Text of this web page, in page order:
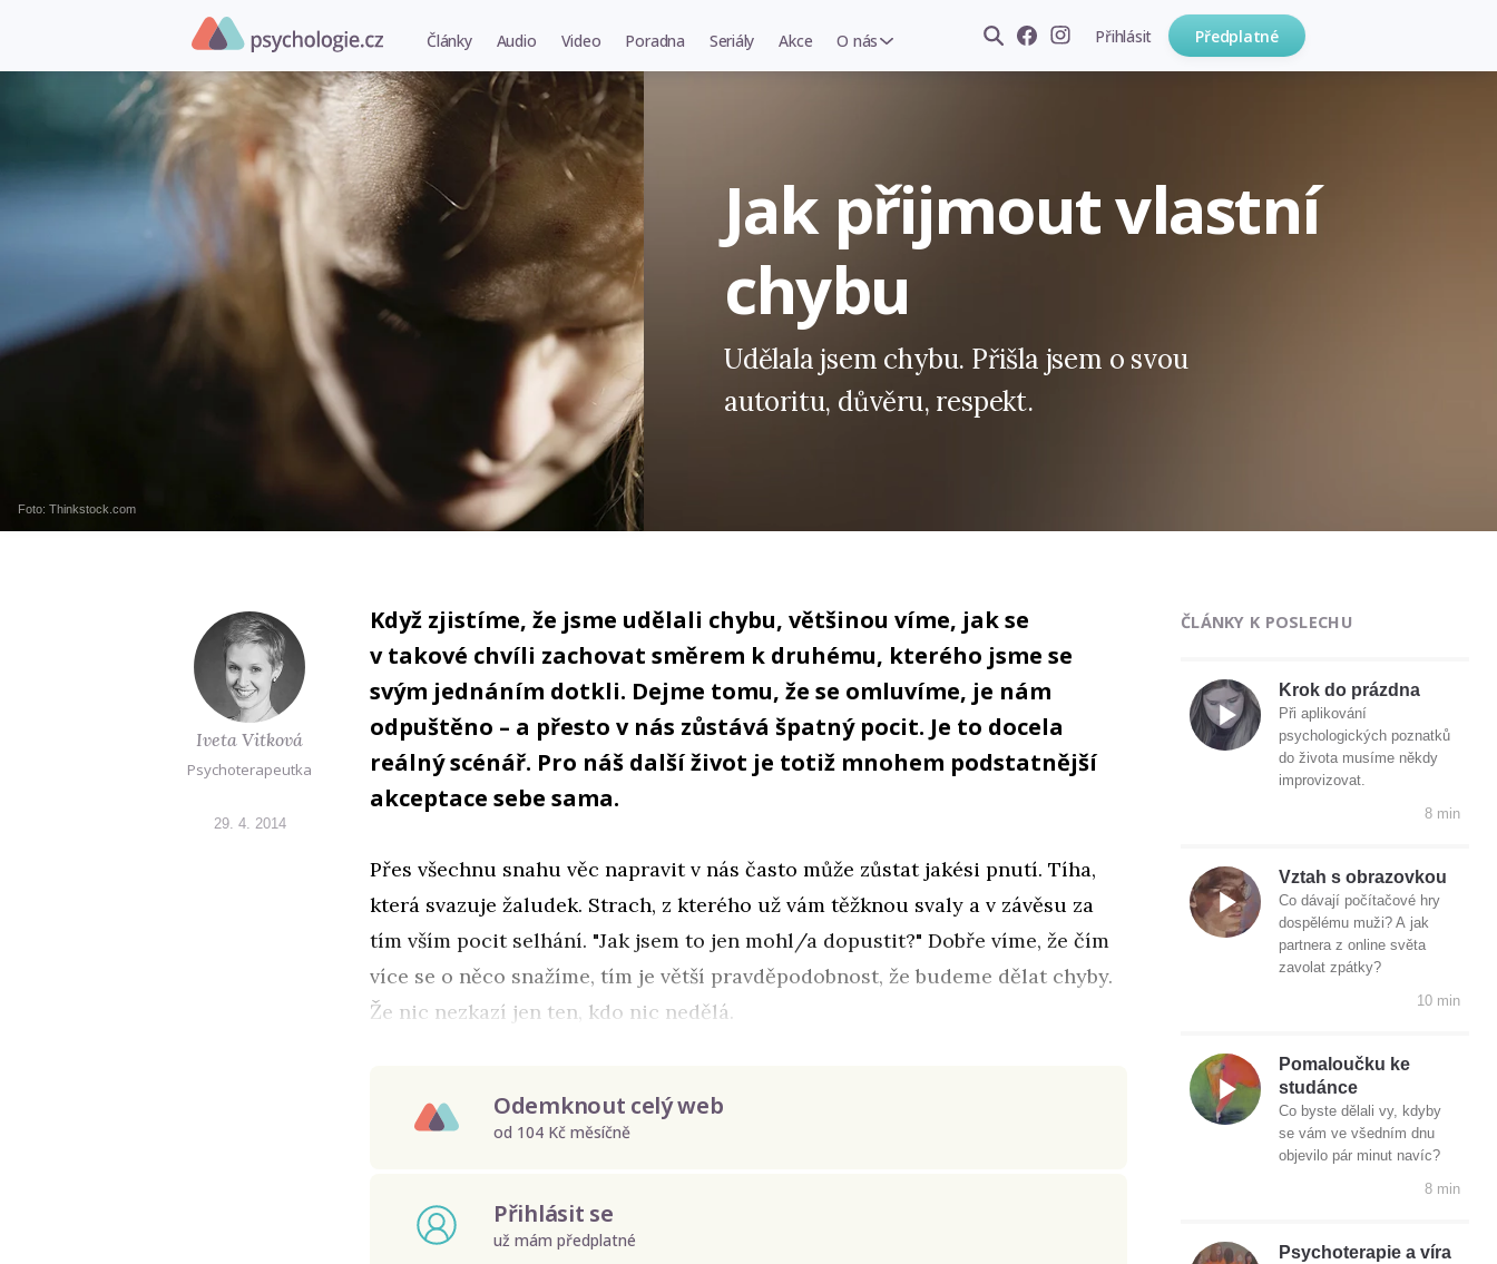
Články Audio Video Poradna Seriály Akce O nás Přihlásit Předplatné
Foto: Thinkstock.com
Jak přijmout vlastní
chybu
Udělala jsem chybu. Přišla jsem o svou
autoritu, důvěru, respekt.
Iveta Vitková
Psychoterapeutka
29. 4. 2014
Když zjistíme, že jsme udělali chybu, většinou víme, jak se
v takové chvíli zachovat směrem k druhému, kterého jsme se
svým jednáním dotkli. Dejme tomu, že se omluvíme, je nám
odpuštěno – a přesto v nás zůstává špatný pocit. Je to docela
reálný scénář. Pro náš další život je totiž mnohem podstatnější
akceptace sebe sama.
Přes všechnu snahu věc napravit v nás často může zůstat jakési pnutí. Tíha,
která svazuje žaludek. Strach, z kterého už vám těžknou svaly a v závěsu za
tím vším pocit selhání. "Jak jsem to jen mohl/a dopustit?" Dobře víme, že čím
více se o něco snažíme, tím je větší pravděpodobnost, že budeme dělat chyby.
Že nic nezkazí jen ten, kdo nic nedělá.
Odemknout celý web
od 104 Kč měsíčně
Přihlásit se
už mám předplatné
ČLÁNKY K POSLECHU
Krok do prázdna
Při aplikování
psychologických poznatků
do života musíme někdy
improvizovat.
8 min
Vztah s obrazovkou
Co dávají počítačové hry
dospělému muži? A jak
partnera z online světa
zavolat zpátky?
10 min
Pomaloučku ke
studánce
Co byste dělali vy, kdyby
se vám ve všedním dnu
objevilo pár minut navíc?
8 min
Psychoterapie a víra